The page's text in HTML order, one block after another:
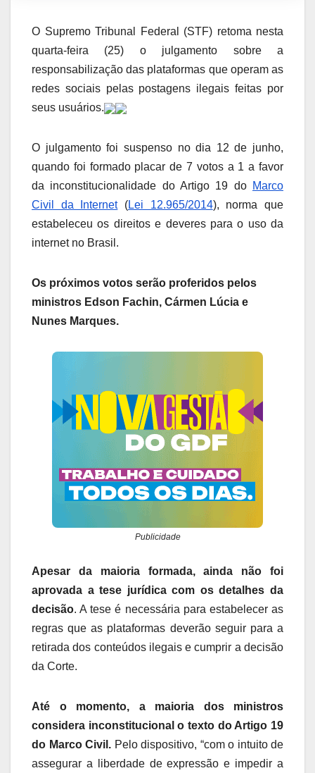
O Supremo Tribunal Federal (STF) retoma nesta
quarta-feira (25) o julgamento sobre a
responsabilização das plataformas que operam as
redes sociais pelas postagens ilegais feitas por
seus usuários.
O julgamento foi suspenso no dia 12 de junho,
quando foi formado placar de 7 votos a 1 a favor
da inconstitucionalidade do Artigo 19 do Marco
Civil da Internet(Lei 12.965/2014), norma que
estabeleceu os direitos e deveres para o uso da
internet no Brasil.
Os próximos votos serão proferidos pelos
ministros Edson Fachin, Cármen Lúcia e
Nunes Marques.
Publicidade
Apesar da maioria formada, ainda não foi
aprovada a tese jurídica com os detalhes da
decisão. A tese é necessária para estabelecer as
regras que as plataformas deverão seguir para a
retirada dos conteúdos ilegais e cumprir a decisão
da Corte.
Até o momento, a maioria dos ministros
considera inconstitucional o texto do Artigo 19
do Marco Civil. Pelo dispositivo, “com o intuito de
assegurar a liberdade de expressão e impedir a